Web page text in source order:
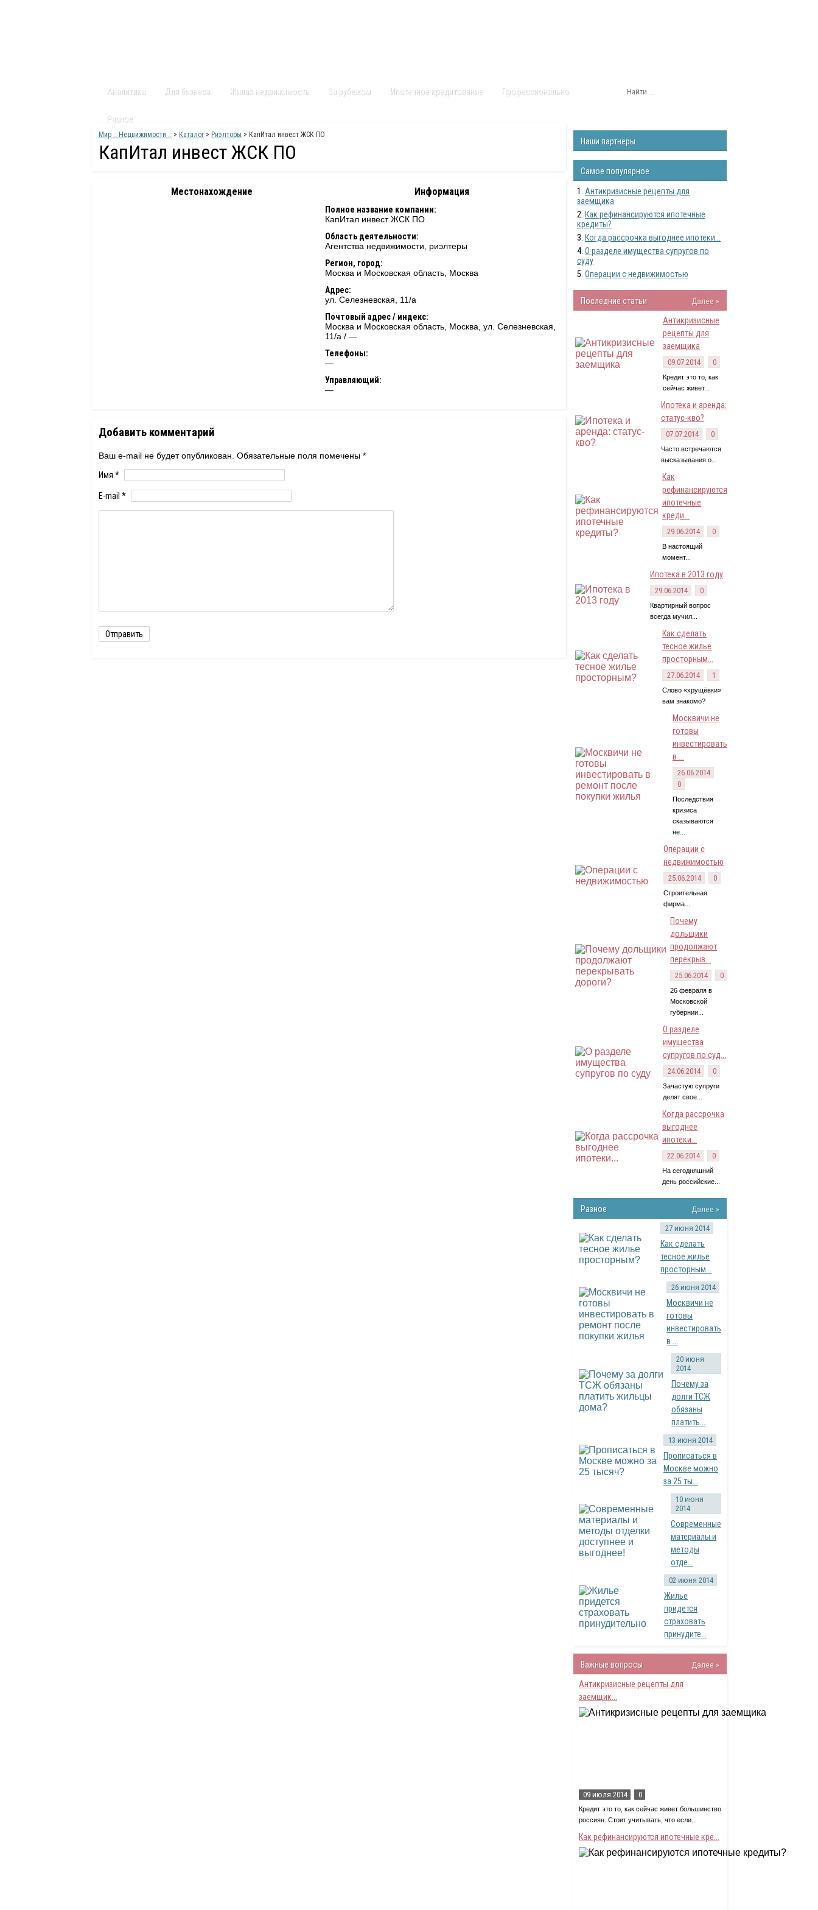
Аналитика Для бизнеса Жилая недвижимость За рубежом Ипотечное кредитование Профессионально
Разное
Мир :: Недвижимости :: > Каталог> Риэлторы > КапИтал инвест ЖСК ПО
КапИтал инвест ЖСК ПО
Местонахождение Информация
Полное название компании:
КапИтал инвест ЖСК ПО
Область деятельности:
Агентства недвижимости, риэлтеры
Регион, город:
Москва и Московская область Москва
Адрес:
ул. Селезневская, 11/а
Почтовый адрес / индекс:
Москва и Московская область, Москва, ул. Селезневская,
11/а / —
Телефоны:
—
Управляющий:
—
Добавить комментарий
Ваш e-mail не будет опубликован. Обязательные поля помечены *
Имя *
E-mail *
Наши партнёры
Самое популярное
Антикризисные рецепты для
заемщика
Как рефинансируются ипотечные
кредиты?
Когда рассрочка выгоднее ипотеки...
О разделе имущества супругов по
суду
Операции с недвижимостью
Последние статьи
Далее »
Антикризисные
рецепты для
заемщика
09.07.2014 0
Кредит это то, как
сейчас живет...
Ипотека и аренда:
статус-кво?
07.07.2014 0
Часто встречаются
высказывания о...
Как
рефинансируются
ипотечные
креди...
29.06.2014 0
В настоящий
момент...
Ипотека в 2013 году
29.06.2014 0
Квартирный вопрос
всегда мучил...
Как сделать
тесное жилье
просторным...
27.06.2014 1
Слово «хрущёвки»
вам знакомо?
Москвичи не
готовы
инвестировать
в ...
26.06.2014
0
Последствия
кризиса
сказываются
не...
Операции с
недвижимостью
25.06.2014 0
Строительная
фирма...
Почему
дольщики
продолжают
перекрыв...
25.06.2014 0
26 февраля в
Московской
губернии...
О разделе
имущества
супругов по суд...
24.06.2014 0
Зачастую супруги
делят свое...
Когда рассрочка
выгоднее
ипотеки...
22.06.2014 0
На сегодняшний
день российские...
Разное Далее »
27 июня 2014
Как сделать
тесное жилье
просторным...
26 июня 2014
Москвичи не
готовы
инвестировать
в ...
20 июня
2014
Почему за
долги ТСЖ
обязаны
платить...
13 июня 2014
Прописаться в
Москве можно
за 25 ты...
10 июня
2014
Современные
материалы и
методы
отде...
02 июня 2014
Жилье
придется
страховать
принудите...
Важные вопросы
Далее »
Антикризисные рецепты для
заемщик...
09 июля 2014 0
Кредит это то, как сейчас живет большинство
россиян. Стоит учитывать, что если...
Как рефинансируются ипотечные кре...